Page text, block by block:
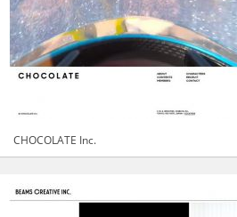
CHOCOLATE Inc.